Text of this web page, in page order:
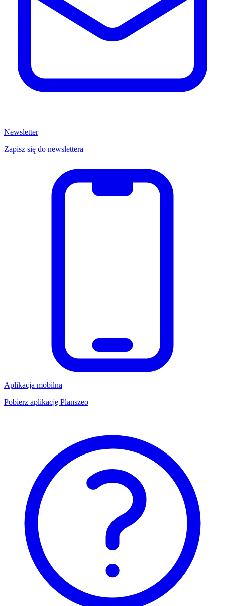
Newsletter
Zapisz się do newslettera
Aplikacja mobilna
Pobierz aplikację Planszeo